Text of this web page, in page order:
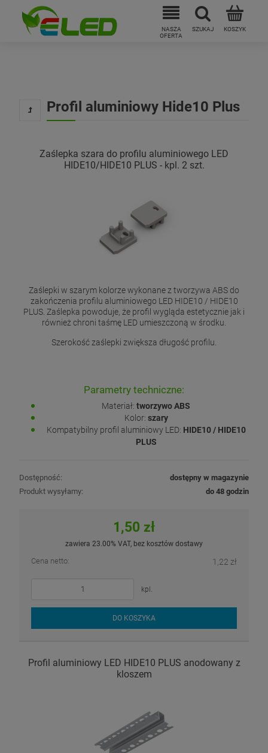
Profil aluminiowy Hide10 Plus
Zaślepka szara do profilu aluminiowego LED
HIDE10/HIDE10 PLUS - kpl. 2 szt.
Zaślepki w szarym kolorze wykonane z tworzywa ABS do
zakończenia profilu aluminiowego LED HIDE10 / HIDE10
PLUS. Zaślepka powoduje, że profil wygląda estetycznie jak i
również chroni taśmę LED umieszczoną w środku.
Szerokość zaślepki zwiększa długość profilu.
Parametry techniczne:
Materiał: tworzywo ABS
Kolor: szary
Kompatybilny profil aluminiowy LED: HIDE10 / HIDE10
PLUS
Dostępność:
dostępny w magazynie
Produkt wysyłamy:
do 48 godzin
1,50 zł
zawiera 23.00% VAT, bez kosztów dostawy
Cena netto: 1,22 zł
kpl.
DO KOSZYKA
Profil aluminiowy LED HIDE10 PLUS anodowany z
kloszem